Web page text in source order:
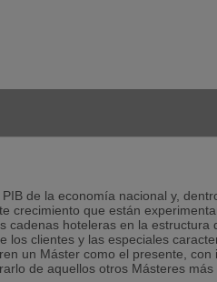
de la economía nacional y,
crecimiento que están
hoteleras en la estructura
los clientes y las especiales
un Máster como el presente, con
de aquellos otros Másteres